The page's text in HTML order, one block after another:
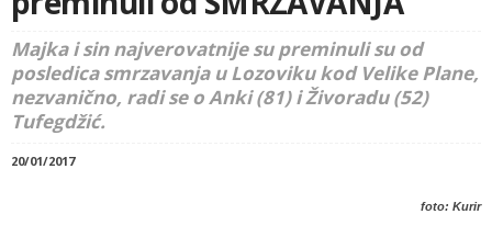
Majka i sin najverovatnije su preminuli su od
posledica smrzavanja u Lozoviku kod Velike Plane,
nezvanično, radi se o Anki (81) i Živoradu (52)
Tufegdžić.
20/01/2017
foto: Kurir